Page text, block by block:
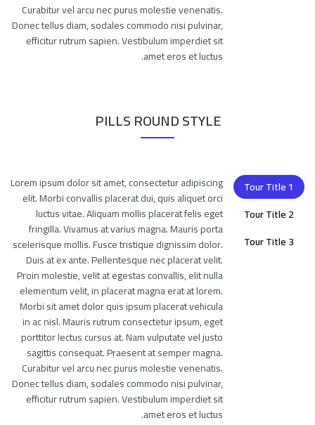
Curabitur vel arcu nec purus molestie venenatis.
Donec tellus diam, sodales commodo nisi pulvinar,
efficitur rutrum sapien. Vestibulum imperdiet sit
amet eros et luctus.
PILLS ROUND STYLE
Tour Title 1
Tour Title 2
Tour Title 3
Lorem ipsum dolor sit amet, consectetur adipiscing
elit. Morbi convallis placerat dui, quis aliquet orci
luctus vitae. Aliquam mollis placerat felis eget
fringilla. Vivamus at varius magna. Mauris porta
scelerisque mollis. Fusce tristique dignissim dolor.
Duis at ex ante. Pellentesque nec placerat velit.
Proin molestie, velit at egestas convallis, elit nulla
elementum velit, in placerat magna erat at lorem.
Morbi sit amet dolor quis ipsum placerat vehicula
in ac nisl. Mauris rutrum consectetur ipsum, eget
porttitor lectus cursus at. Nam vulputate vel justo
sagittis consequat. Praesent at semper magna.
Curabitur vel arcu nec purus molestie venenatis.
Donec tellus diam, sodales commodo nisi pulvinar,
efficitur rutrum sapien. Vestibulum imperdiet sit
amet eros et luctus.